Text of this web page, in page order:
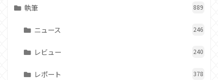
執筆 889
ニュース 246
レビュー 240
レポート 378